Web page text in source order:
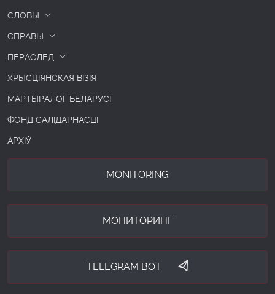
СЛОВЫ
СПРАВЫ
ПЕРАСЛЕД
ХРЫСЦІЯНСКАЯ ВІЗІЯ
МАРТЫРАЛОГ БЕЛАРУСІ
ФОНД САЛІДАРНАСЦІ
АРХІЎ
MONITORING
МОНИТОРИНГ
TELEGRAM BOT